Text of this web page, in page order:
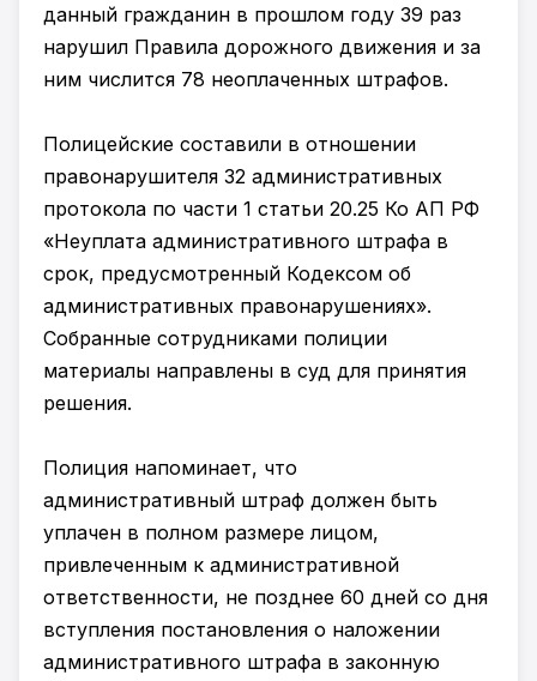
данный гражданин в прошлом году 39 раз
нарушил Правила дорожного движения и за
ним числится 78 неоплаченных штрафов.
Полицейские составили в отношении
правонарушителя 32 административных
протокола по части 1 статьи 20.25 Ко АП РФ
«Неуплата административного штрафа в
срок, предусмотренный Кодексом об
административных правонарушениях».
Собранные сотрудниками полиции
материалы направлены в суд для принятия
решения.
Полиция напоминает, что
административный штраф должен быть
уплачен в полном размере лицом,
привлеченным к административной
ответственности, не позднее 60 дней со дня
вступления постановления о наложении
административного штрафа в законную